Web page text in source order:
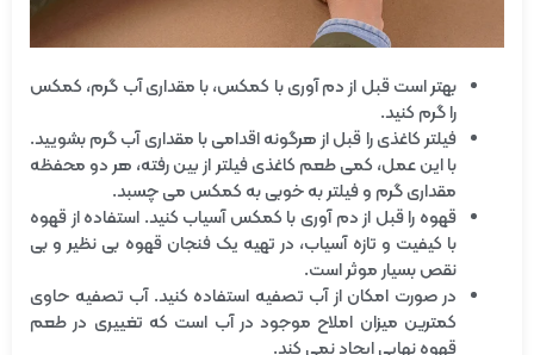
بهتر است قبل از دم آوری با کمکس، با مقداری آب گرم، کمکس
را گرم کنید.
فیلتر کاغذی را قبل از هرگونه اقدامی با مقداری آب گرم بشویید.
با این عمل، کمی طعم کاغذی فیلتر از بین رفته، هر دو محفظه
مقداری گرم و فیلتر به خوبی به کمکس می چسبد.
قهوه را قبل از دم آوری با کمکس آسیاب کنید. استفاده از قهوه
با کیفیت و تازه آسیاب، در تهیه یک فنجان قهوه بی نظیر و بی
نقص بسیار موثر است.
در صورت امکان از آب تصفیه استفاده کنید. آب تصفیه حاوی
کمترین میزان املاح موجود در آب است که تغییری در طعم
قهوه نهایی ایجاد نمی کند.